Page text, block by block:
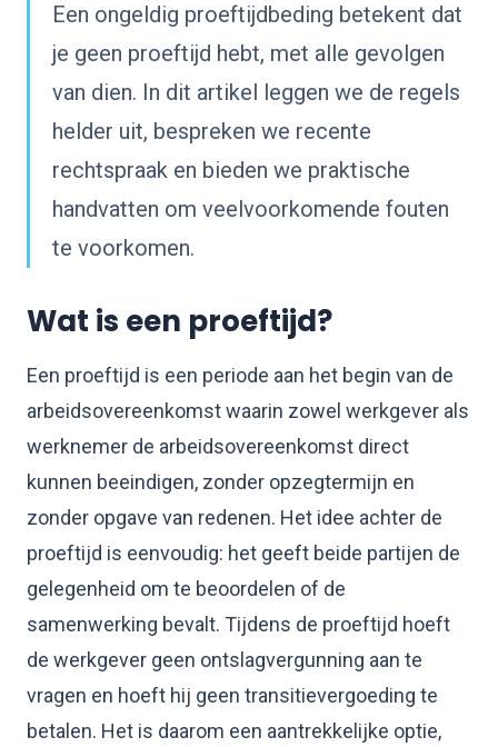
Een ongeldig proeftijdbeding betekent dat
je geen proeftijd hebt, met alle gevolgen
van dien. In dit artikel leggen we de regels
helder uit, bespreken we recente
rechtspraak en bieden we praktische
handvatten om veelvoorkomende fouten
te voorkomen.
Wat is een proeftijd?
Een proeftijd is een periode aan het begin van de
arbeidsovereenkomst waarin zowel werkgever als
werknemer de arbeidsovereenkomst direct
kunnen beeindigen, zonder opzegtermijn en
zonder opgave van redenen. Het idee achter de
proeftijd is eenvoudig: het geeft beide partijen de
gelegenheid om te beoordelen of de
samenwerking bevalt. Tijdens de proeftijd hoeft
de werkgever geen ontslagvergunning aan te
vragen en hoeft hij geen transitievergoeding te
betalen. Het is daarom een aantrekkelijke optie,